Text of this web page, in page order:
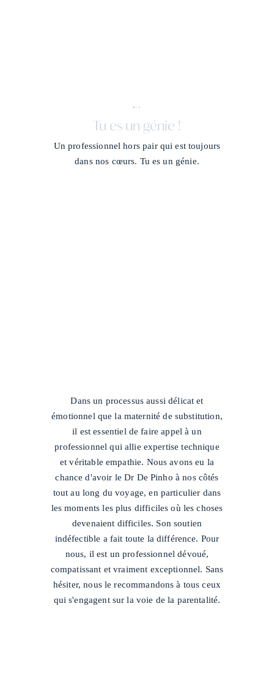
X + J
Tu es un génie !
Un professionnel hors pair qui est toujours
dans nos cœurs. Tu es un génie.
Dans un processus aussi délicat et
émotionnel que la maternité de substitution,
il est essentiel de faire appel à un
professionnel qui allie expertise technique
et véritable empathie. Nous avons eu la
chance d'avoir le Dr De Pinho à nos côtés
tout au long du voyage, en particulier dans
les moments les plus difficiles où les choses
devenaient difficiles. Son soutien
indéfectible a fait toute la différence. Pour
nous, il est un professionnel dévoué,
compatissant et vraiment exceptionnel. Sans
hésiter, nous le recommandons à tous ceux
qui s'engagent sur la voie de la parentalité.